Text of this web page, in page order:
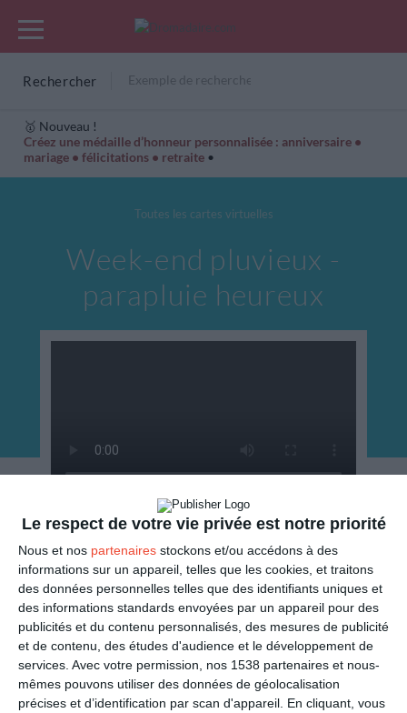
Le respect de votre vie privée est notre priorité
Nous et nos partenaires stockons et/ou accédons à des
informations sur un appareil, telles que les cookies, et traitons
des données personnelles telles que des identifiants uniques et
des informations standards envoyées par un appareil pour des
publicités et du contenu personnalisés, des mesures de publicité
et de contenu, des études d'audience et le développement de
services. Avec votre permission, nos 1538 partenaires et nous-
mêmes pouvons utiliser des données de géolocalisation
précises et d’identification par scan d'appareil. En cliquant, vous
Rechercher
🥇 Nouveau !
Créez une médaille d’honneur personnalisée : anniversaire •
mariage • félicitations • retraite •
Cartes Hiver Cadeaux années de naissance
Toutes les cartes virtuelles
Week-end pluvieux -
parapluie heureux
ENVOYER
Mail(GRATUIT)
SMS(1,80€, en France)
PARTAGER